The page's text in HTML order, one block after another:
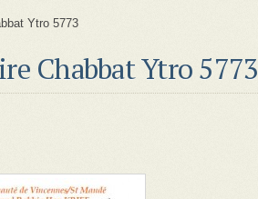
Ytro 5773
Chabbat Ytro 5773